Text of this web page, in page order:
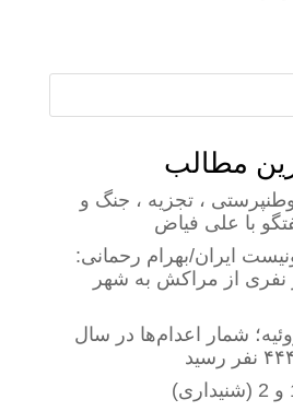
مطالب
، تجزیه ، جنگ و
با علی فیاض
ایران/بهرام رحمانی:
نفری از مراکش به شهر
ژوئیه؛ شمار اعدام‌ها در سال